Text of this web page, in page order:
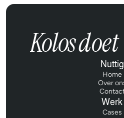
Kolos
Nuttig
Home
Home
Over
Over
Contact
Werk
Cases